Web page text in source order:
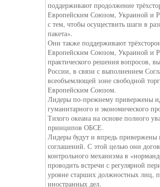
поддерживают продолжение
Европейским Союзом, Украиной и
с тем, чтобы осуществить шаги в
пакета».
Они также поддерживают
Европейским Союзом, Украиной и
практического решения вопросов,
России, в связи с выполнением
всеобъемлющей зоне свободной
Европейским Союзом.
Лидеры по-прежнему привержены
гуманитарного и экономического
Тихого океана на основе полного
принципов ОБСЕ.
Лидеры будут и впредь
соглашений. С этой целью они
контрольного механизма в
проводить встречи с регулярной
уровне старших должностных лиц,
иностранных дел.